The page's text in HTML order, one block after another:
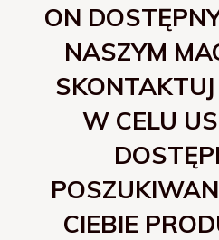
ON
NASZYM
W CELU
CIEBIE